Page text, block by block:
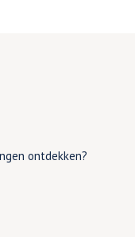
ontdekken?